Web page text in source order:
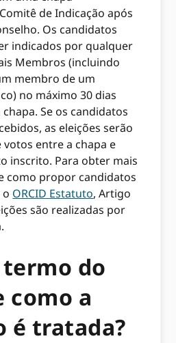
de Indicação após
Os candidatos
indicados por qualquer
Membros (incluindo
membro de um
no máximo 30 dias
Se os candidatos
as eleições serão
entre a chapa e
inscrito. Para obter mais
como propor candidatos
ORCID Estatuto, Artigo
são realizadas por
do
como a
é tratada?